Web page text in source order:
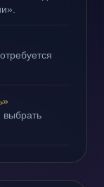
выбрать